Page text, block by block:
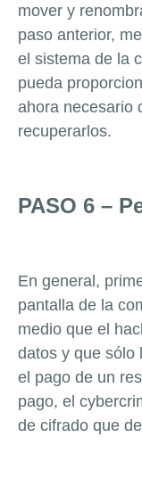
mover y
paso anterior,
el sistema de la
pueda
ahora necesario
recuperarlos.
PASO 6 –
En general,
pantalla de la
medio que el
datos y que sólo
el pago de un
pago, el
de cifrado que